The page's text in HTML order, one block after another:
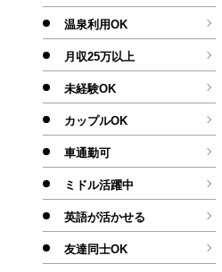
温泉利用OK
月収25万以上
未経験OK
カップルOK
車通勤可
ミドル活躍中
英語が活かせる
友達同士OK